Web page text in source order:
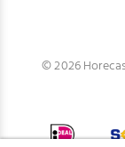
© 2026